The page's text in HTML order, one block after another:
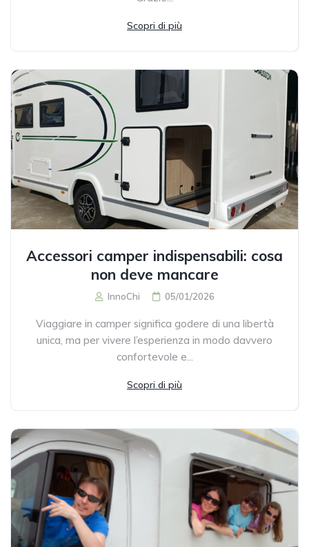
Scopri di più
Accessori camper indispensabili: cosa
non deve mancare
InnoChi 05/01/2026
Viaggiare in camper significa godere di una libertà
unica, ma per vivere l’esperienza in modo davvero
confortevole e...
Scopri di più